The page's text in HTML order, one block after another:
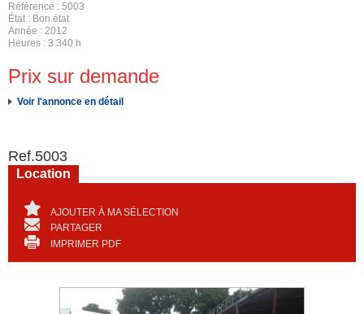
Référence
5003
État
Bon état
Année
2012
Heures
3 340 h
Prix sur demande
Voir l'annonce en détail
Ref.5003
Location
AJOUTER À MA SÉLECTION
PARTAGER
IMPRIMER PDF
Révisé repeint garantie